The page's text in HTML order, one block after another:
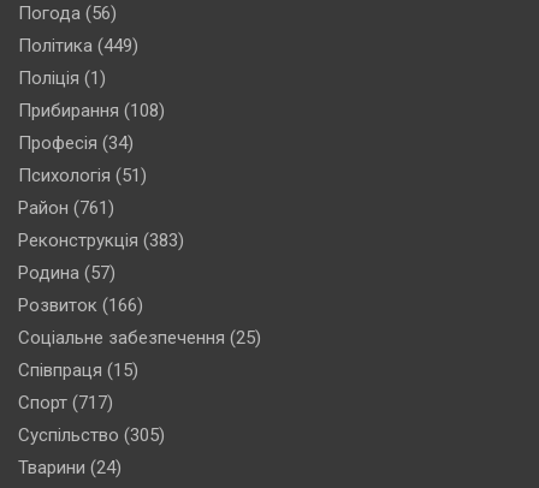
Погода (56)
Політика (449)
Поліція (1)
Прибирання (108)
Професія (34)
Психологія (51)
Район (761)
Реконструкція (383)
Родина (57)
Розвиток (166)
Соціальне забезпечення (25)
Співпраця (15)
Спорт (717)
Суспільство (305)
Тварини (24)